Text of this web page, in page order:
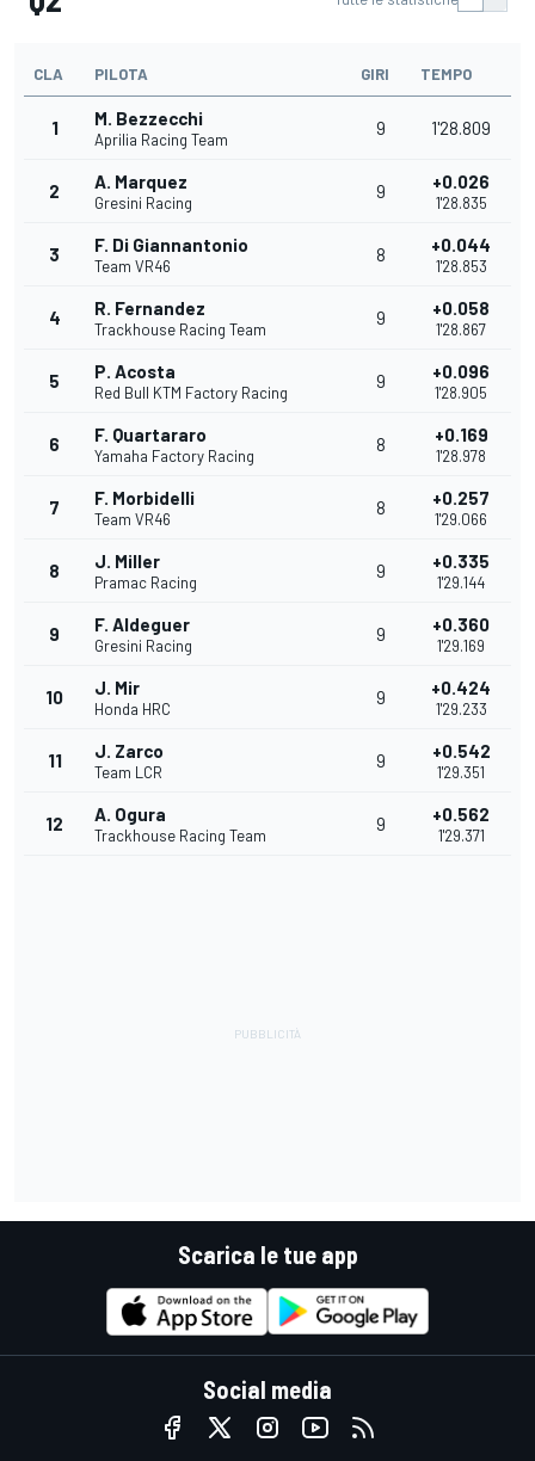
CLA PILOTA GIRI TEMPO
1 M. Bezzecchi
Aprilia Racing Team
9 1'28.809
2 A. Marquez
Gresini Racing
9 +0.026
1'28.835
3 F. Di Giannantonio
Team VR46
8 +0.044
1'28.853
4 R. Fernandez
Trackhouse Racing Team
9 +0.058
1'28.867
5 P. Acosta
Red Bull KTM Factory Racing
9 +0.096
1'28.905
6 F. Quartararo
Yamaha Factory Racing
8 +0.169
1'28.978
7 F. Morbidelli
Team VR46
8 +0.257
1'29.066
8 J. Miller
Pramac Racing
9 +0.335
1'29.144
9 F. Aldeguer
Gresini Racing
9 +0.360
1'29.169
10 J. Mir
Honda HRC
9 +0.424
1'29.233
11 J. Zarco
Team LCR
9 +0.542
1'29.351
12 A. Ogura
Trackhouse Racing Team
9 +0.562
1'29.371
Scarica le tue app
Social media